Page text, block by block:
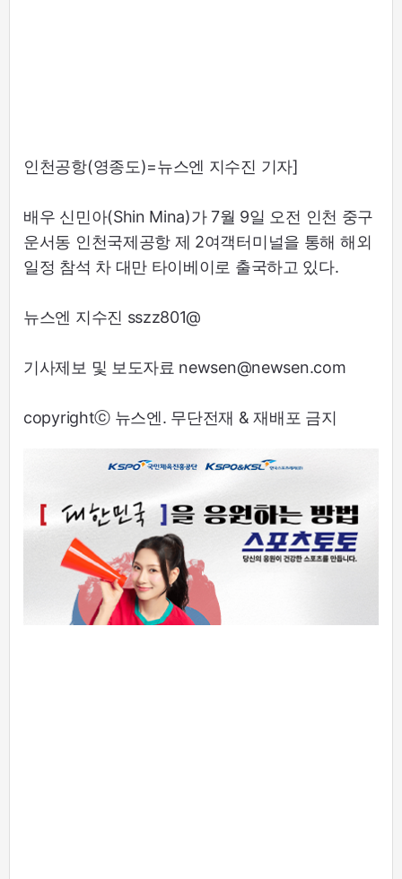
인천공항(영종도)=뉴스엔 지수진 기자]
배우 신민아(Shin Mina)가 7월 9일 오전 인천 중구
운서동 인천국제공항 제 2여객터미널을 통해 해외
일정 참석 차 대만 타이베이로 출국하고 있다.
뉴스엔 지수진 sszz801@
기사제보 및 보도자료 newsen@newsen.com
copyrightⓒ 뉴스엔. 무단전재 & 재배포 금지